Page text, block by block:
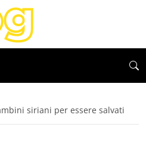
siriani per essere salvati